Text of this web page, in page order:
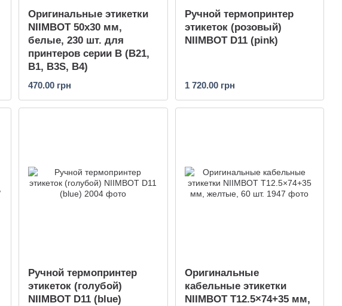
Оригинальные этикетки
NIIMBOT 50х30 мм,
белые, 230 шт. для
принтеров серии B (B21,
B1, B3S, B4)
470.00 грн
Ручной термопринтер
этикеток (розовый)
NIIMBOT D11 (pink)
1 720.00 грн
Ручной термопринтер
этикеток (голубой)
NIIMBOT D11 (blue)
Оригинальные
кабельные этикетки
NIIMBOT T12.5×74+35 мм,